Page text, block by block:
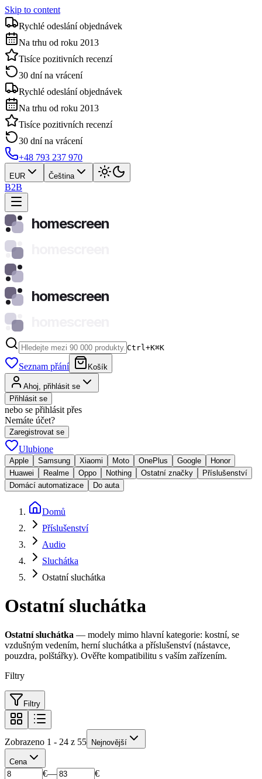
Skip to content
Rychlé odeslání objednávek
Na trhu od roku 2013
Tisíce pozitivních recenzí
30 dní na vrácení
Rychlé odeslání objednávek
Na trhu od roku 2013
Tisíce pozitivních recenzí
30 dní na vrácení
+48 793 237 970
EUR Čeština
B2B
homescreen
homescreen
Ctrl+K⌘K
Seznam přání Košík
Ahoj, přihlásit se
Přihlásit se
nebo se přihlásit přes
Nemáte účet?
Zaregistrovat se
Ulubione
Apple Samsung Xiaomi Moto OnePlus Google
Honor
Huawei
Realme Oppo Nothing Ostatní značky
Příslušenství
Domácí automatizace
Do auta
Domů
Příslušenství
Audio
Sluchátka
Ostatní sluchátka
Ostatní sluchátka
Ostatní sluchátka — modely mimo hlavní kategorie: kostní, se
vzdušným vedením, herní sluchátka a příslušenství (nástavce,
pouzdra, polštářky). Ověřte kompatibilitu s vaším zařízením.
Filtry
Filtry
Zobrazeno 1 - 24 z 55 Nejnovější
Cena
€— €